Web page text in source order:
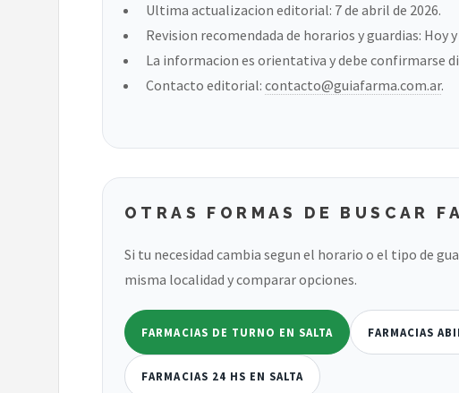
Ultima actualizacion editorial: 7 de abril de 2026.
Revision recomendada de horarios y guardias: Hoy
La informacion es orientativa y debe confirmarse
Contacto editorial: contacto@guiafarma.com.ar.
OTRAS FORMAS DE BUSCAR
Si tu necesidad cambia segun el horario o el tipo de
misma localidad y comparar opciones.
FARMACIAS DE TURNO EN SALTA FARMACIAS
FARMACIAS 24 HS EN SALTA